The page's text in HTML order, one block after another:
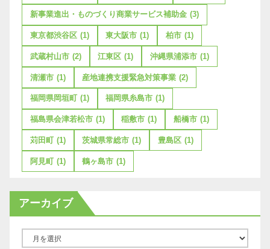
新事業進出・ものづくり商業サービス補助金 (3)
東京都渋谷区 (1) 東大阪市 (1) 柏市 (1)
武蔵村山市 (2) 江東区 (1) 沖縄県浦添市 (1)
清瀬市 (1) 産地連携支援緊急対策事業 (2)
福岡県岡垣町 (1) 福岡県糸島市 (1)
福島県会津若松市 (1) 稲敷市 (1) 船橋市 (1)
苅田町 (1) 茨城県常総市 (1) 豊島区 (1)
阿見町 (1) 鶴ヶ島市 (1)
アーカイブ